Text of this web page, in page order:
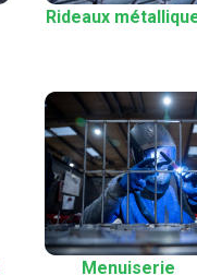
Rideaux
Menuiserie